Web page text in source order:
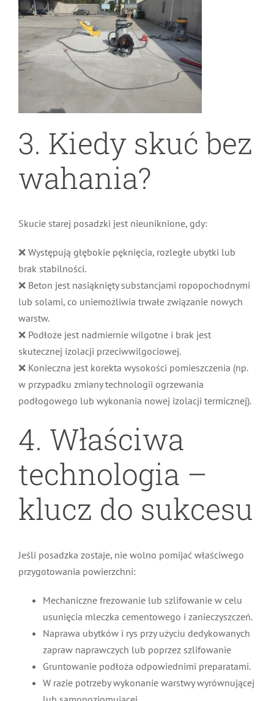
3. Kiedy skuć bez
wahania?
Skucie starej posadzki jest nieuniknione, gdy:
❌ Występują głębokie pęknięcia, rozległe ubytki lub
brak stabilności.
❌ Beton jest nasiąknięty substancjami ropopochodnymi
lub solami, co uniemożliwia trwałe związanie nowych
warstw.
❌ Podłoże jest nadmiernie wilgotne i brak jest
skutecznej izolacji przeciwwilgociowej.
❌ Konieczna jest korekta wysokości pomieszczenia (np.
w przypadku zmiany technologii ogrzewania
podłogowego lub wykonania nowej izolacji termicznej).
4. Właściwa
technologia –
klucz do sukcesu
Jeśli posadzka zostaje, nie wolno pomijać właściwego
przygotowania powierzchni:
Mechaniczne frezowanie lub szlifowanie w celu
usunięcia mleczka cementowego i zanieczyszczeń.
Naprawa ubytków i rys przy użyciu dedykowanych
zapraw naprawczych lub poprzez szlifowanie
Gruntowanie podłoża odpowiednimi preparatami.
W razie potrzeby wykonanie warstwy wyrównującej